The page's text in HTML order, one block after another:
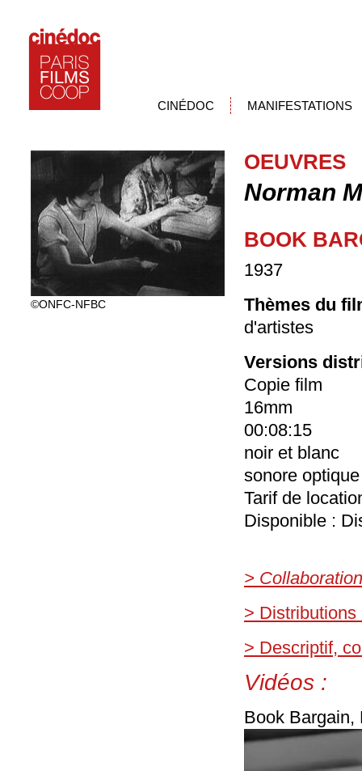
CINÉDOC MANIFESTATIONS
©ONFC-NFBC
OEUVRES
Norman
BOOK
1937
Thèmes du
d'artistes
Versions
Copie film
16mm
00:08:15
noir et blanc
sonore optique
Tarif de
Disponible :
>
> Distributions
> Descriptif,
Vidéos :
Book Bargain,